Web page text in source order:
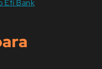
Efí Bank